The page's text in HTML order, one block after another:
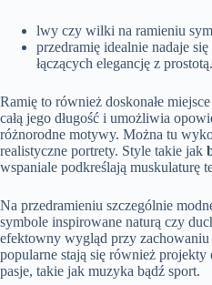
lwy czy wilki na ramieniu
przedramię idealnie nadaje
łączących elegancję z prostotą.
Ramię to również doskonałe
całą jego długość i umożliwia
różnorodne motywy. Można tu
realistyczne portrety. Style takie jak
wspaniale podkreślają muskulaturę
Na przedramieniu szczególnie
symbole inspirowane naturą czy
efektowny wygląd przy
popularne stają się również
pasje, takie jak muzyka bądź sport.